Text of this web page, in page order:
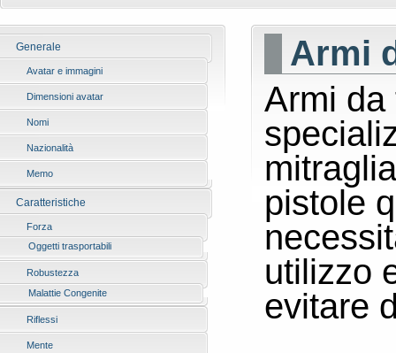
Generale
Avatar e immagini
Dimensioni avatar
Nomi
Nazionalità
Memo
Caratteristiche
Forza
Oggetti trasportabili
Robustezza
Malattie Congenite
Riflessi
Mente
Armi
Armi da
pistole
utilizzo
evitare